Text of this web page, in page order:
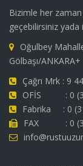
Bizimle her
geçebilirsiniz
Oğulbey
Gölbaşı/ANKARA+
Çağrı Mrk : 9
OFİS : 0
Fabrika : 0
FAX : 0